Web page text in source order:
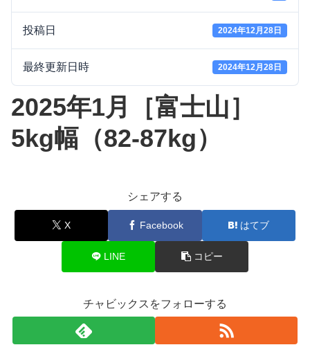
投稿日 2024年12月28日
最終更新日時 2024年12月28日
2025年1月［富士山］
5kg幅（82-87kg）
シェアする
X Facebook はてブ
LINE コピー
チャビックスをフォローする